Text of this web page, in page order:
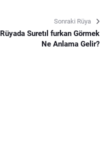
Sonraki Rüya
Rüyada Suretıl furkan Görmek
Ne Anlama Gelir?